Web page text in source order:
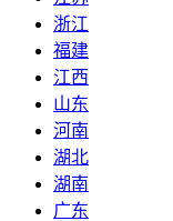
浙江
福建
江西
山东
河南
湖北
湖南
广东